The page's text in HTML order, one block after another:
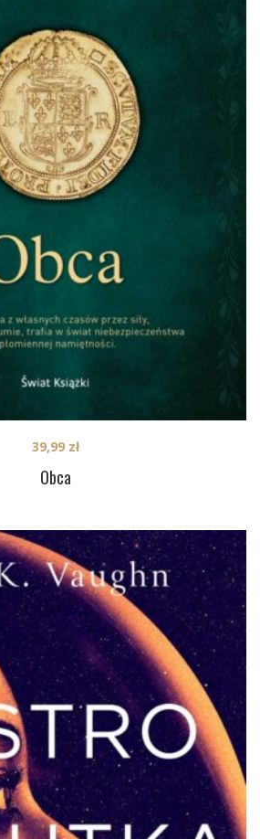
Obca
39,99 zł